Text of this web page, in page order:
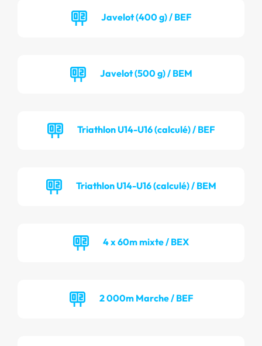
Javelot (400 g) / BEF
Javelot (500 g) / BEM
Triathlon U14-U16 (calculé) / BEF
Triathlon U14-U16 (calculé) / BEM
4 x 60m mixte / BEX
2 000m Marche / BEF